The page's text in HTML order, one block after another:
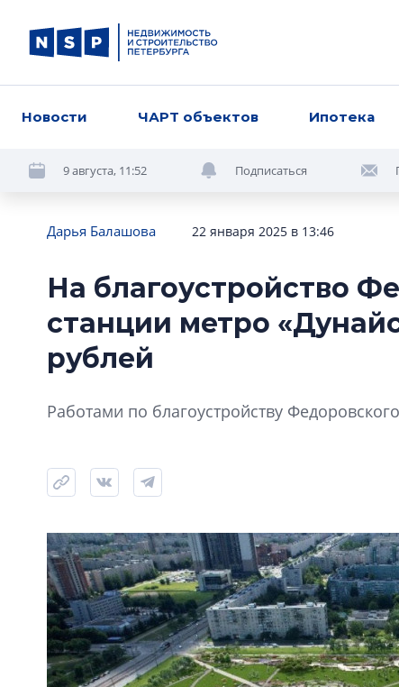
Новости ЧАРТ объектов Ипотека
9 августа, 11:52 Подписаться
Дарья Балашова 22 января 2025 в 13:46
На благоустройство
станции метро
рублей
Работами по благоустройству